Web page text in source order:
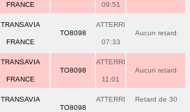
FRANCE 09:51
TRANSAVIA
FRANCE
TO8098
ATTERRI
07:33
Aucun retard
TRANSAVIA
FRANCE
TO8098
ATTERRI
11:01
Aucun retard
TRANSAVIA
TO8098
ATTERRI Retard de 30